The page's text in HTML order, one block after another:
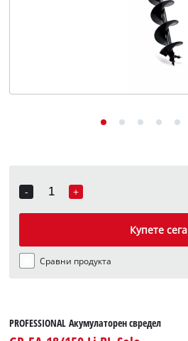
-
Quantity
+
Купете сега
Сравни продукта
PROFESSIONAL Акумулаторен свредел